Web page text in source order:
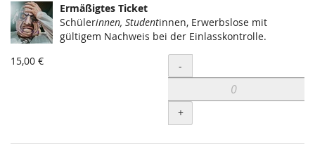
Ermäßigtes Ticket
Schülerinnen, Studentinnen, Erwerbslose mit
gültigem Nachweis bei der Einlasskontrolle.
15,00 €
Menge
-
+